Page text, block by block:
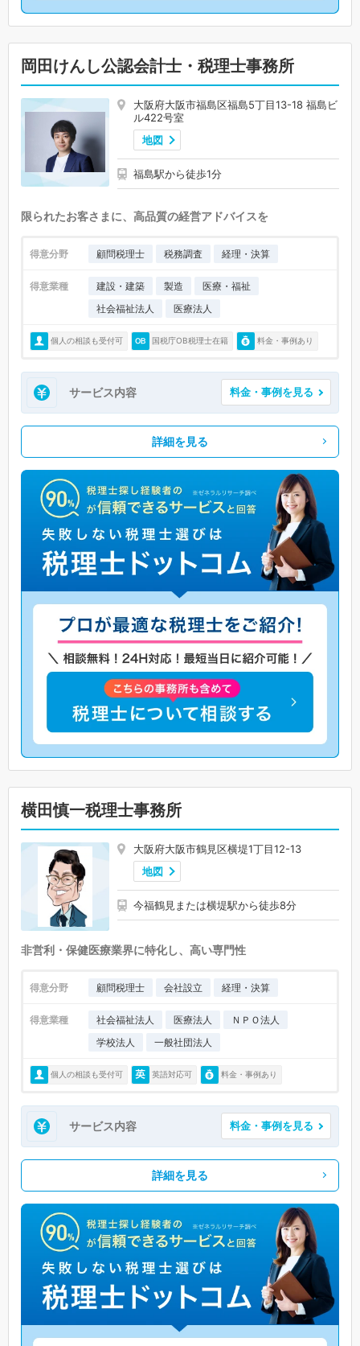
岡田けんし公認会計士・税理士事務所
大阪府大阪市福島区福島5丁目13-18 福島ビ
ル422号室
地図
福島駅から徒歩1分
限られたお客さまに、高品質の経営アドバイスを
得意分野 顧問税理士 税務調査 経理・決算
得意業種 建設・建築 製造
医療・福祉
社会福祉法人
医療法人
個人の相談も受付可 国税庁OB税理士在籍 料金・事例あり
サービス内容 料金・事例を見る
詳細を見る
横田慎一税理士事務所
大阪府大阪市鶴見区横堤1丁目12-13
地図
今福鶴見または横堤駅から徒歩8分
非営利・保健医療業界に特化し、高い専門性
得意分野 顧問税理士 会社設立 経理・決算
得意業種 社会福祉法人 医療法人
ＮＰＯ法人
学校法人
一般社団法人
個人の相談も受付可 英語対応可 料金・事例あり
サービス内容 料金・事例を見る
詳細を見る